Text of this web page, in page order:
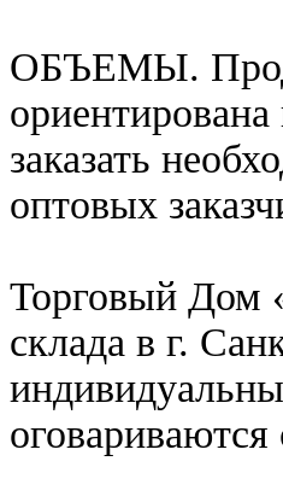
ОБЪЕМЫ.
заказать
оптовых
Торговый Дом
склада в г.